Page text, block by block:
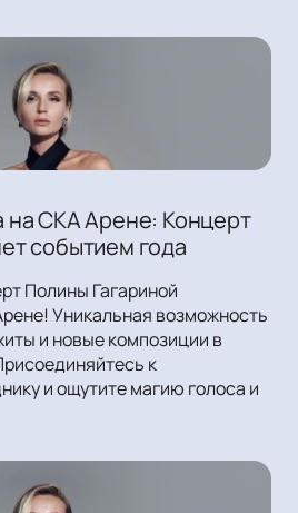
на СКА Арене: Концерт
событием года
Полины Гагариной
Уникальная возможность
и новые композиции в
к
и ощутите магию голоса и